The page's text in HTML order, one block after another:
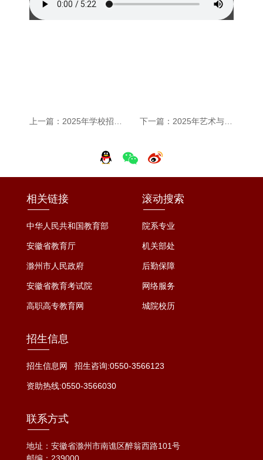
上一篇：2025年学校招生宣传片 下一篇：2025年艺术与传媒学院宣传片
相关链接
中华人民共和国教育部
安徽省教育厅
滁州市人民政府
安徽省教育考试院
高职高专教育网
滚动搜索
院系专业
机关部处
后勤保障
网络服务
城院校历
招生信息
招生信息网 招生咨询:0550-3566123
资助热线:0550-3566030
联系方式
地址：安徽省滁州市南谯区醉翁西路101号
邮编：239000